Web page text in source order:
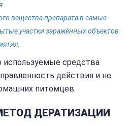
вещества препарата в самые
участки заражённых объектов
используемые средства
действия и не
питомцев.
ДЕРАТИЗАЦИИ